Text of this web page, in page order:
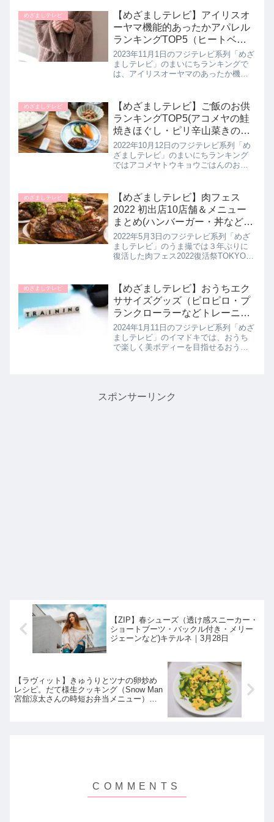
感が出るネイルシールから、マグネッ
トネイルなど春夏に使いたい...
めざましテレビ
【めざましテレビ】アイリスオ
ーヤマ機能的あったかアパレル
ランキングTOP5（ヒートベス
トなど）まいにちランキング｜
11月1日
2023年11月1日のフジテレビ系列「めざ
ましテレビ」のまいにちランキングで
は、アイリスオーヤマのあったか機能
しテレビ記事一覧はこちらアイリスオ
ーヤマあったか機能性ア...
めざましテレビ
【めざましテレビ】ご飯のお供
ランキングTOP5(アコメヤの鮭
焼きほぐし・ピリ辛山菜きのこ
など)まいにちランキング｜10月
12日
2022年10月12日のフジテレビ系列「め
ざましテレビ」のまいにちランキング
ではアコメヤトウキョウごはんのおと
こちらAKOMEYA(アコメヤ)ご飯のお供
ランキングTO...
めざましテレビ
【めざましテレビ】肉フェス
2022 初出店10店舗＆メニュー
まとめ(ハンバーガー・丼など)
うま撮｜5月3日
2022年5月3日のフジテレビ系列「めざ
ましテレビ」のうま撮では３年ぶりに
復活した肉フェス2022復活祭TOKYOに
ので詳しく紹介します。>>めざましテ
レビ記事一覧はこちら...
めざましテレビ
【めざましテレビ】おうちエク
ササイズグッズ（ピロピロ・プ
ランクローラーなどトレーニン
ググッズで筋トレ）イマドキ｜
1月11日
2024年1月11日のフジテレビ系列「めざ
ましテレビ」のイマドキでは、おうち
で楽しく美ボディーを目指せるおうち
スポンサーリンク
【ZIP】春シューズ（透け感スニーカー・
ショートブーツ・バックル付き・メリー
ジェーンなど)キテルネ｜3月28日
【ラヴィット】きゅうりとツナの卵炒め
レシピ。だて様生クッキング（Snow Man
宮舘涼太さんの時短お弁当メニュー）ラ